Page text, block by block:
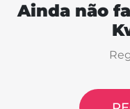
Ainda não